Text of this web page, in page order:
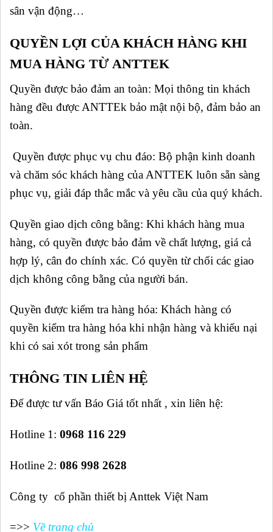
sân vận động…
QUYỀN LỢI CỦA KHÁCH HÀNG KHI
MUA HÀNG TỪ ANTTEK
Quyền được bảo đảm an toàn: Mọi thông tin khách
hàng đều được ANTTEk bảo mật nội bộ, đảm bảo an
toàn.
Quyền được phục vụ chu đáo: Bộ phận kinh doanh
và chăm sóc khách hàng của ANTTEK luôn sẵn sàng
phục vụ, giải đáp thắc mắc và yêu cầu của quý khách.
Quyền giao dịch công bằng: Khi khách hàng mua
hàng, có quyền được bảo đảm về chất lượng, giá cả
hợp lý, cân đo chính xác. Có quyền từ chối các giao
dịch không công bằng của người bán.
Quyền được kiểm tra hàng hóa: Khách hàng có
quyền kiểm tra hàng hóa khi nhận hàng và khiếu nại
khi có sai xót trong sản phẩm
THÔNG TIN LIÊN HỆ
Để được tư vấn Báo Giá tốt nhất , xin liên hệ:
Hotline 1: 0968 116 229
Hotline 2: 086 998 2628
Công ty cổ phần thiết bị Anttek Việt Nam
=>> Về trang chủ